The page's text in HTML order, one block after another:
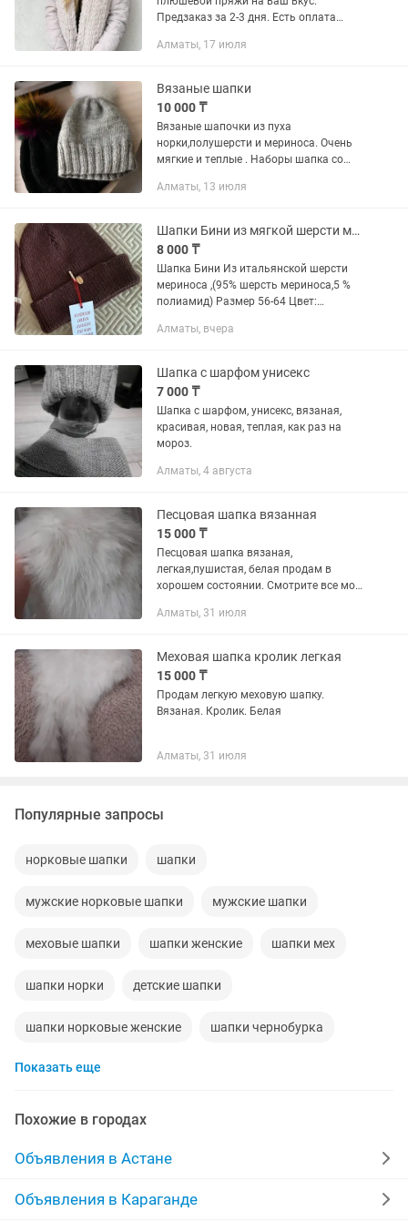
Предзаказ за 2-3 дня. Есть оплата
детали обговорим.
Алматы, 17 июля
Вязаные шапки
10 000 ₸
Вязаные шапочки из пуха
норки,полушерсти и мериноса. Очень
мягкие и теплые . Наборы шапка со
15000 тг, шапка 10000 тг
Алматы, 13 июля
Шапки Бини из мягкой шерсти мериноса
8 000 ₸
Шапка Бини Из итальянской шерсти
мериноса ,(95% шерсть мериноса,5 %
полиамид) Размер 56-64 Цвет:
с фиксированным отворотом Без шва
Алматы, вчера
Шапка с шарфом унисекс
7 000 ₸
Шапка с шарфом, унисекс, вязаная,
красивая, новая, теплая, как раз на
мороз.
Алматы, 4 августа
Песцовая шапка вязанная
15 000 ₸
Песцовая шапка вязаная,
легкая,пушистая, белая продам в
хорошем состоянии. Смотрите все мои
же песцовая шапка новая
Алматы, 31 июля
Меховая шапка кролик легкая
15 000 ₸
Продам легкую меховую шапку.
Вязаная. Кролик. Белая
Алматы, 31 июля
Популярные запросы
норковые шапки шапки
мужские норковые шапки мужские шапки
меховые шапки шапки женские шапки мех
шапки норки детские шапки
шапки норковые женские шапки чернобурка
вязанные шапки
Показать еще
Похожие в городах
Объявления в Астане
Объявления в Караганде